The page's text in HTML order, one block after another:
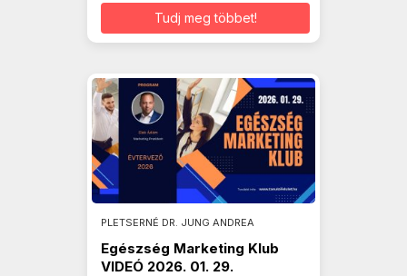
Tudj meg többet!
PLETSERNÉ DR. JUNG ANDREA
Egészség Marketing Klub
VIDEÓ 2026. 01. 29.